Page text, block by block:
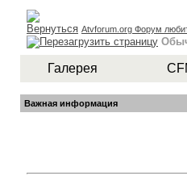
Atvforum.org Форум
Галерея
Важная информация